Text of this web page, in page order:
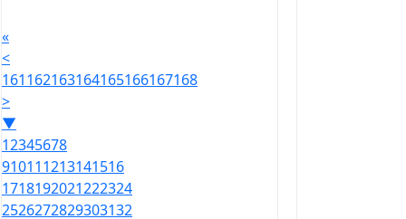
«
<
161162163164165166167168
>
▼
12345678
910111213141516
1718192021222324
2526272829303132